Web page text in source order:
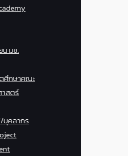
น มช.
ศึกษาคณะ
สตร์
คลากร